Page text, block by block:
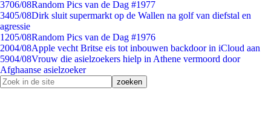
3706/08Random Pics van de Dag #1977
3405/08Dirk sluit supermarkt op de Wallen na golf van diefstal en
agressie
1205/08Random Pics van de Dag #1976
2004/08Apple vecht Britse eis tot inbouwen backdoor in iCloud aan
5904/08Vrouw die asielzoekers hielp in Athene vermoord door
Afghaanse asielzoeker